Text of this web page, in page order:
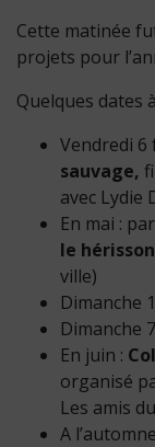
Cette matinée
projets pour
Quelques dates
Vendredi 6
sauvage,
avec Lydie
En mai :
le hérisson
ville)
Dimanche
Dimanche
En juin :
organisé
Les amis
A